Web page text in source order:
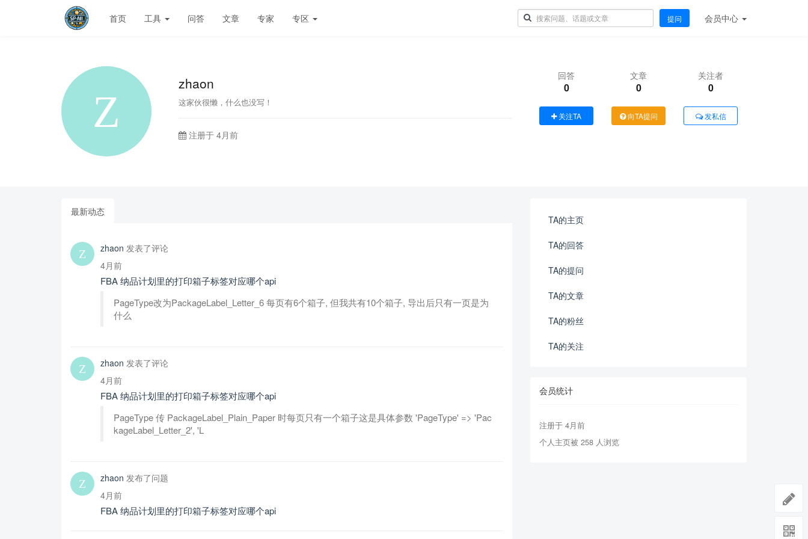
首页 工具 问答 文章 专家 专区 提问 会员中心
zhaon
这家伙很懒，什么也没写！
注册于 4月前
回答
0
文章
0
关注者
0
关注TA 向TA提问 发私信
最新动态
zhaon 发表了评论
4月前
FBA 纳品计划里的打印箱子标签对应哪个api
PageType改为PackageLabel_Letter_6 每页有6个箱子, 但我共有10个箱子, 导出后只有一页是为
什么
zhaon 发表了评论
4月前
FBA 纳品计划里的打印箱子标签对应哪个api
PageType 传 PackageLabel_Plain_Paper 时每页只有一个箱子这是具体参数 'PageType' => 'Pac
kageLabel_Letter_2', 'L
zhaon 发布了问题
4月前
FBA 纳品计划里的打印箱子标签对应哪个api
TA的主页
TA的回答
TA的提问
TA的文章
TA的粉丝
TA的关注
会员统计
注册于 4月前
个人主页被 258 人浏览